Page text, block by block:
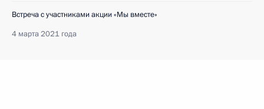
Встреча с участниками акции «Мы вместе»
4 марта 2021 года